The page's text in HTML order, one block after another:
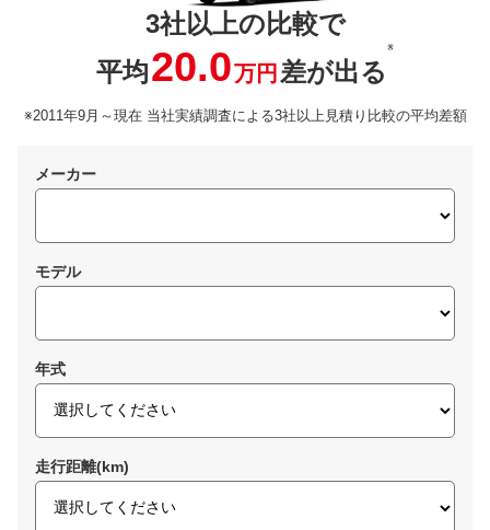
3社以上の比較で
平均20.0万円 差が出る
※
※2011年9月～現在 当社実績調査による3社以上見積り比較の平均差額
メーカー
モデル
年式
走行距離(km)